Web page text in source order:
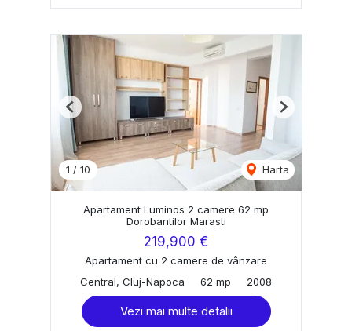
1 / 10 Harta
Previous Next
Apartament Luminos 2 camere 62 mp
Dorobantilor Marasti
219,900 €
Apartament cu 2 camere de vânzare
Central, Cluj-Napoca
62 mp 2008
Vezi mai multe detalii